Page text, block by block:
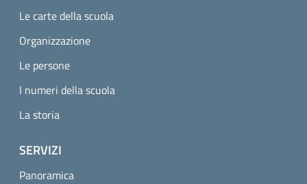
Le carte della scuola
Organizzazione
Le persone
I numeri della scuola
La storia
SERVIZI
Panoramica